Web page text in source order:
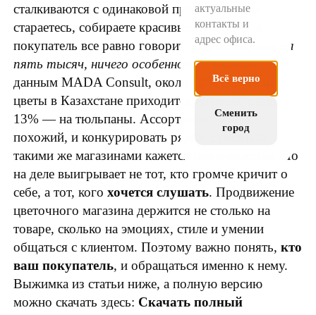
актуальные
контакты и
адрес офиса.
Всё верно
Сменить
город
сталкиваются с одинаковой проблемой. Вы
стараетесь, собираете красивые букеты — а
покупатель все равно говорит:
«Просто розы на
пять тысяч, ничего особенного». Знакомо? По
данным MADA Consult, около 70% спроса на
цветы в Казахстане приходится на розы, а еще
13% — на тюльпаны. Ассортимент у всех
похожий, и конкурировать рядом с десятью
такими же магазинами кажется невозможным. Но
на деле выигрывает не тот, кто громче кричит о
себе, а тот, когохочется слушать. Продвижение
цветочного магазина держится не столько на
товаре, сколько на эмоциях, стиле и умении
общаться с клиентом. Поэтому важно понять,кто
ваш покупатель, и обращаться именно к нему.
Выжимка из статьи ниже, а полную версию
можно скачать здесь: Скачать полный